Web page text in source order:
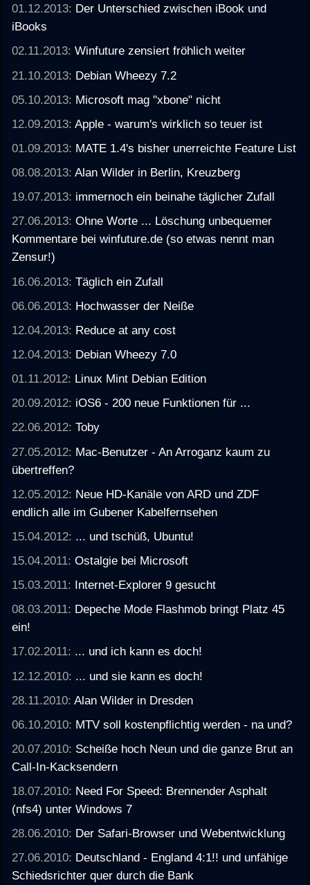
01.12.2013: Der Unterschied zwischen iBook und
iBooks
02.11.2013:Winfuture zensiert fröhlich weiter
21.10.2013: Debian Wheezy 7.2
05.10.2013: Microsoft mag "xbone" nicht
12.09.2013:Apple - warum's wirklich so teuer ist
01.09.2013: MATE 1.4's bisher unerreichte Feature List
08.08.2013:Alan Wilder in Berlin, Kreuzberg
19.07.2013: immernoch ein beinahe täglicher Zufall
27.06.2013:Ohne Worte ... Löschung unbequemer
Kommentare bei winfuture.de (so etwas nennt man
Zensur!)
16.06.2013:Täglich ein Zufall
06.06.2013: Hochwasser der Neiße
12.04.2013: Reduce at any cost
12.04.2013: Debian Wheezy 7.0
01.11.2012: Linux Mint Debian Edition
20.09.2012: iOS6 - 200 neue Funktionen für ...
22.06.2012:Toby
27.05.2012: Mac-Benutzer - An Arroganz kaum zu
übertreffen?
12.05.2012: Neue HD-Kanäle von ARD und ZDF
endlich alle im Gubener Kabelfernsehen
15.04.2012: ... und tschüß, Ubuntu!
15.04.2011:Ostalgie bei Microsoft
15.03.2011: Internet-Explorer 9 gesucht
08.03.2011: Depeche Mode Flashmob bringt Platz 45
ein!
17.02.2011: ... und ich kann es doch!
12.12.2010: ... und sie kann es doch!
28.11.2010:Alan Wilder in Dresden
06.10.2010: MTV soll kostenpflichtig werden - na und?
20.07.2010: Scheiße hoch Neun und die ganze Brut an
Call-In-Kacksendern
18.07.2010: Need For Speed: Brennender Asphalt
(nfs4) unter Windows 7
28.06.2010: Der Safari-Browser und Webentwicklung
27.06.2010: Deutschland - England 4:1!! und unfähige
Schiedsrichter quer durch die Bank